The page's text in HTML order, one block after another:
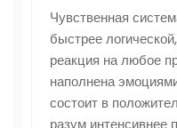
Чувственная
быстрее
реакция на любое
наполнена
состоит в
разум интенсивнее